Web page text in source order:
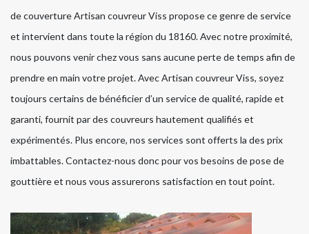
de couverture Artisan couvreur Viss propose ce genre de service
et intervient dans toute la région du 18160. Avec notre proximité,
nous pouvons venir chez vous sans aucune perte de temps afin de
prendre en main votre projet. Avec Artisan couvreur Viss, soyez
toujours certains de bénéficier d’un service de qualité, rapide et
garanti, fournit par des couvreurs hautement qualifiés et
expérimentés. Plus encore, nos services sont offerts la des prix
imbattables. Contactez-nous donc pour vos besoins de pose de
gouttière et nous vous assurerons satisfaction en tout point.